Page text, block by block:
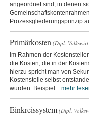
angeordnet sind, in denen
Prozessgliederungsprinzip
Primärkosten (Dipl.
Im Rahmen der
die Kosten, die in der
hierzu spricht man von
Kostenstelle selbst
wurden. Beispiel... mehr
Einkreissystem (Dipl.